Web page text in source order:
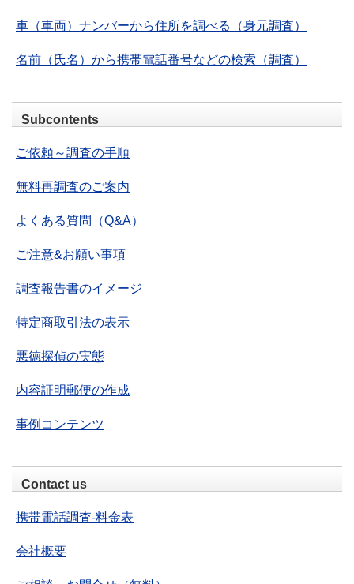
車（車両）ナンバーから住所を調べる（身元調査）
名前（氏名）から携帯電話番号などの検索（調査）
Subcontents
ご依頼～調査の手順
無料再調査のご案内
よくある質問（Q&A）
ご注意&お願い事項
調査報告書のイメージ
特定商取引法の表示
悪徳探偵の実態
内容証明郵便の作成
事例コンテンツ
Contact us
携帯電話調査-料金表
会社概要